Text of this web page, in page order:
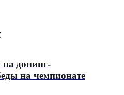
на допинг-
на чемпионате